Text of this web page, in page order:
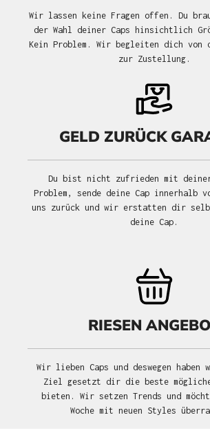
Wir lassen keine Fragen offen. Du
der Wahl deiner Caps hinsichtlich
Kein Problem. Wir begleiten dich von
zur Zustellung.
GELD ZURÜCK
Du bist nicht zufrieden mit deiner
Problem, sende deine Cap innerhalb
uns zurück und wir erstatten dir
deine Cap.
RIESEN
Wir lieben Caps und deswegen haben
Ziel gesetzt dir die beste mögliche
bieten. Wir setzen Trends und
Woche mit neuen Styles